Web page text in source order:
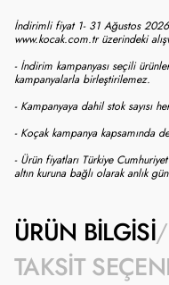
İndirimli fiyat 1- 31 Ağustos
www.kocak.com.tr üzerindeki
- İndirim kampanyası seçili
kampanyalarla birleştirilemez.
- Kampanyaya dahil stok sayısı
- Koçak kampanya kapsamında
- Ürün fiyatları Türkiye
altın kuruna bağlı olarak anlık
ÜRÜN BILGISI
TAKSIT